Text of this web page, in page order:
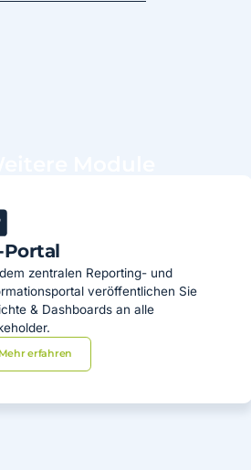
Portal
zentralen Reporting- und
veröffentlichen Sie
& Dashboards an alle
Mehr erfahren